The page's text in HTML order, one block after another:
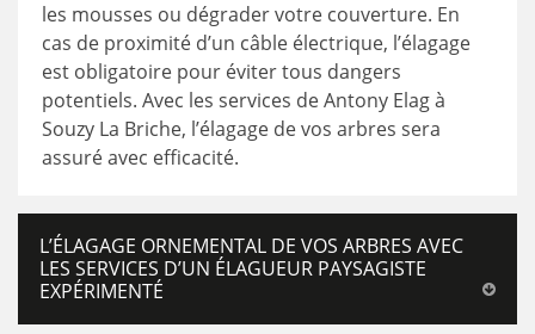
les mousses ou dégrader votre couverture. En
cas de proximité d’un câble électrique, l’élagage
est obligatoire pour éviter tous dangers
potentiels. Avec les services de Antony Elag à
Souzy La Briche, l’élagage de vos arbres sera
assuré avec efficacité.
L’ÉLAGAGE ORNEMENTAL DE VOS ARBRES AVEC
LES SERVICES D’UN ÉLAGUEUR PAYSAGISTE
EXPÉRIMENTÉ